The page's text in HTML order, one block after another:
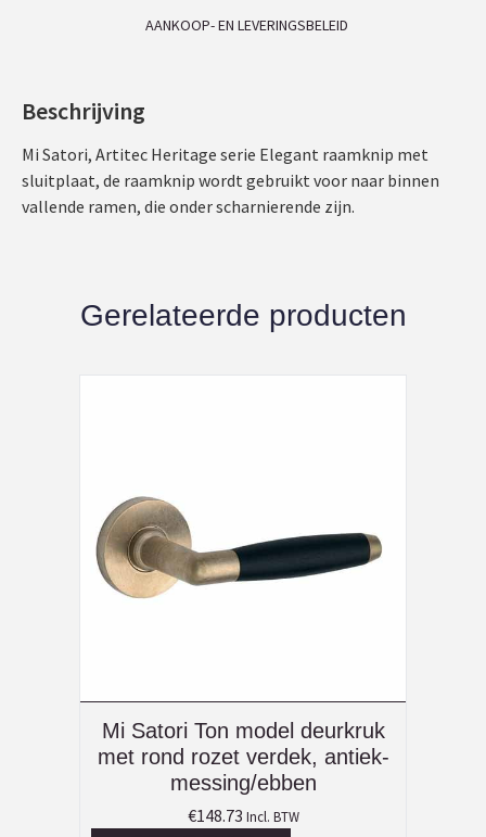
AANKOOP- EN LEVERINGSBELEID
Beschrijving
Mi Satori, Artitec Heritage serie Elegant raamknip met
sluitplaat, de raamknip wordt gebruikt voor naar binnen
vallende ramen, die onder scharnierende zijn.
Gerelateerde producten
Mi Satori Ton model deurkruk
met rond rozet verdek, antiek-
messing/ebben
€148.73 Incl. BTW